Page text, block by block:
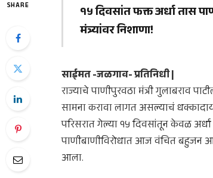
SHARE
१५ दिवसांत फक्त अर्धा तास
मंत्र्यांवर निशाणा!
साईमत -जळगाव- प्रतिनिधी |
राज्याचे पाणीपुरवठा मंत्री गुलाबराव
सामना करावा लागत असल्याचं
परिसरात गेल्या १५ दिवसांतून केवळ
पाणीबाणीविरोधात आज वंचित बहुजन
आला.